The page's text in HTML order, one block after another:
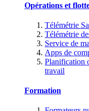
Opérations et
Télémétrie
Télémétrie
Service de
Apps de
Planification
travail
Formation